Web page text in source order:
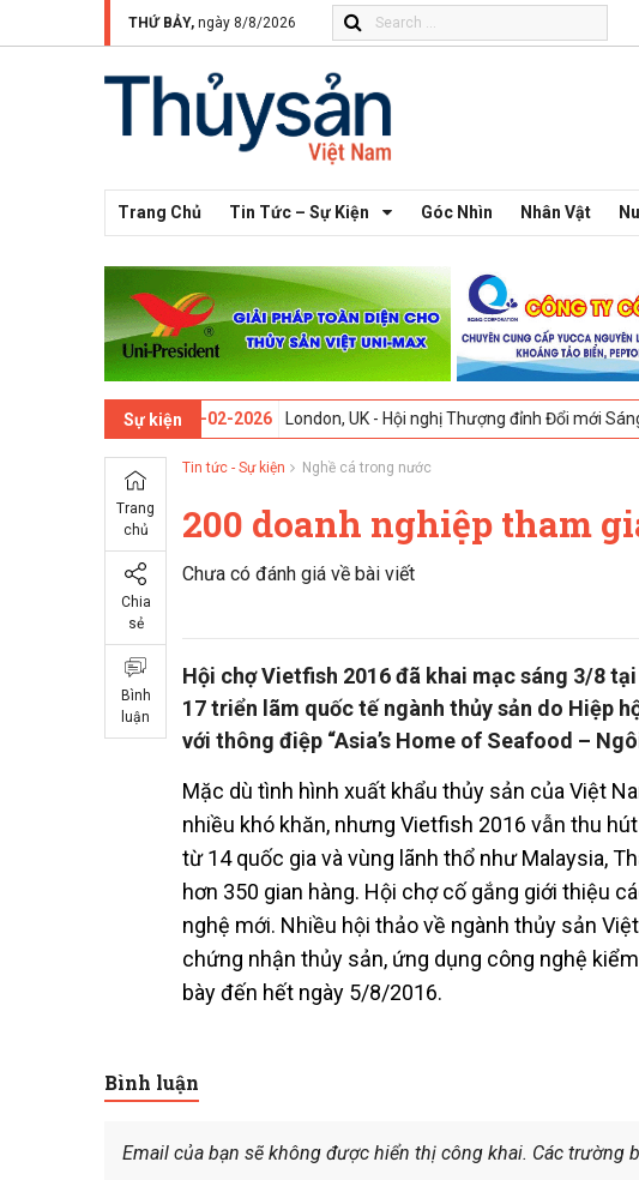
THỨ BẢY, ngày 8/8/2026
Trang Chủ Tin Tức – Sự Kiện Góc Nhìn Nhân Vật
Sự kiện
09-02-2026 London, UK - Hội nghị Thượng đỉnh Đổi mới Sáng tạo trong
Trang
chủ
Chia
sẻ
Bình
luận
Tin tức - Sự kiện Nghề cá trong nước
200 doanh nghiệp tham
Chưa có đánh giá về bài viết
Hội chợ Vietfish 2016 đã khai mạc sáng 3/8
17 triển lãm quốc tế ngành thủy sản do Hiệp
với thông điệp “Asia’s Home of Seafood –
Mặc dù tình hình xuất khẩu thủy sản của Việt
nhiều khó khăn, nhưng Vietfish 2016 vẫn thu
từ 14 quốc gia và vùng lãnh thổ như Malaysia,
hơn 350 gian hàng. Hội chợ cố gắng giới thiệu
nghệ mới. Nhiều hội thảo về ngành thủy sản
chứng nhận thủy sản, ứng dụng công nghệ
bày đến hết ngày 5/8/2016.
Bình luận
Email của bạn sẽ không được hiển thị công khai. Các trường